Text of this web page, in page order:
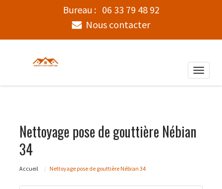
Bureau : 06 33 79 48 92
Nous contacter
Toggle
Nettoyage pose de gouttière Nébian
34
Accueil Nettoyage pose de gouttière Nébian 34